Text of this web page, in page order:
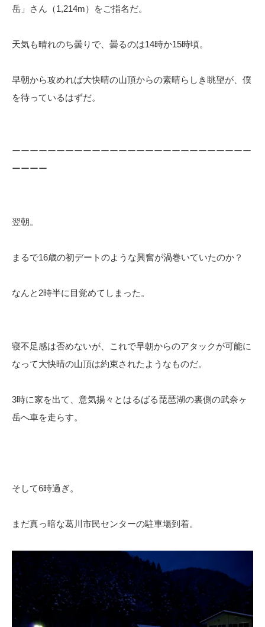
岳」さん（1,214m）をご指名だ。
天気も晴れのち曇りで、曇るのは14時か15時頃。
早朝から攻めれば大快晴の山頂からの素晴らしき眺望が、僕
を待っているはずだ。
ーーーーーーーーーーーーーーーーーーーーーーーーーーー
ーーーー
翌朝。
まるで16歳の初デートのような興奮が渦巻いていたのか？
なんと2時半に目覚めてしまった。
寝不足感は否めないが、これで早朝からのアタックが可能に
なって大快晴の山頂は約束されたようなものだ。
3時に家を出て、意気揚々とはるばる琵琶湖の裏側の武奈ヶ
岳へ車を走らす。
そして6時過ぎ。
まだ真っ暗な葛川市民センターの駐車場到着。